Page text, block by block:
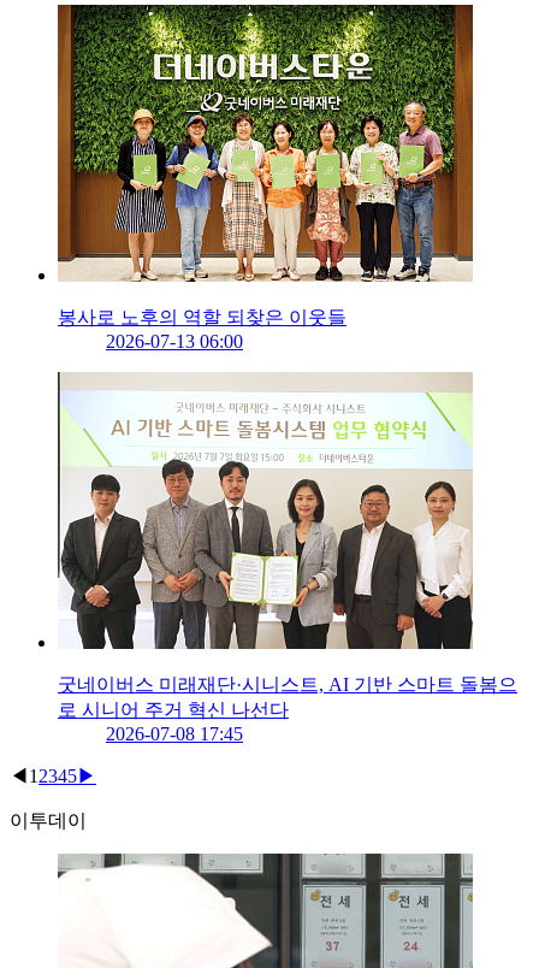
봉사로 노후의 역할 되찾은 이웃들
2026-07-13 06:00
굿네이버스 미래재단·시니스트, AI 기반 스마트 돌봄으
로 시니어 주거 혁신 나선다
2026-07-08 17:45
◀ 1 2345▶
이투데이